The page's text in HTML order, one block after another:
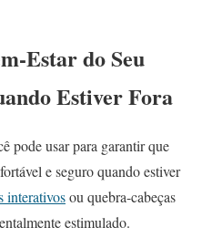
Estar do Seu
Estiver Fora
pode usar para garantir que
e seguro quando estiver
interativosou quebra-cabeças
estimulado.